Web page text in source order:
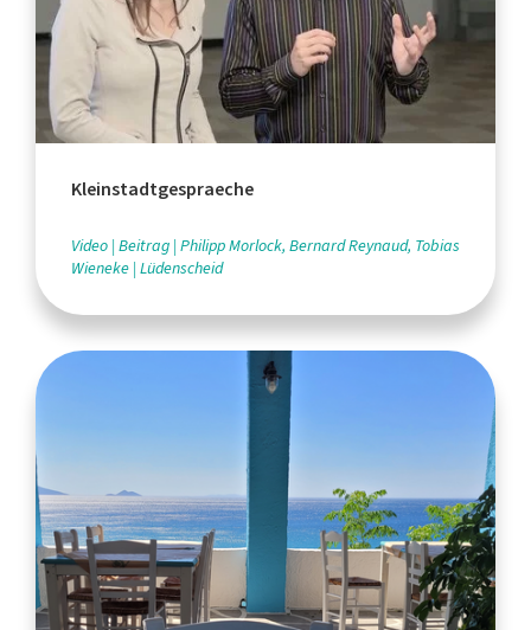
Kleinstadtgespraeche
Video Beitrag Philipp Morlock, Bernard Reynaud, Tobias
Wieneke Lüdenscheid